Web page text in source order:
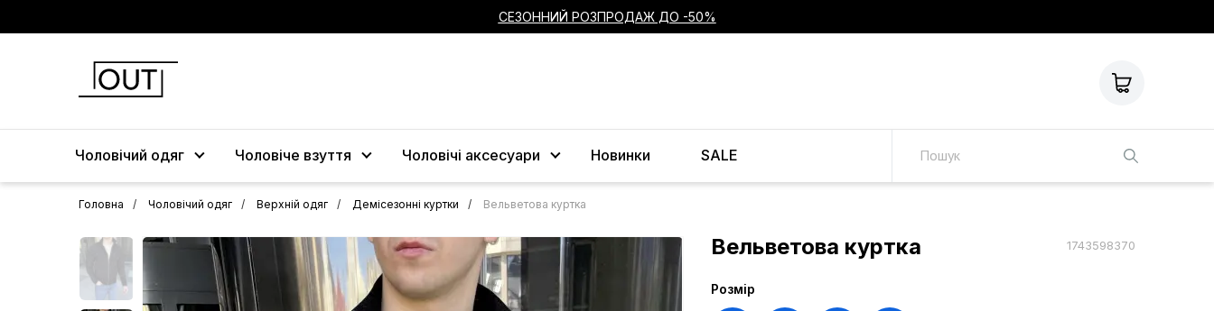
СЕЗОННИЙ РОЗПРОДАЖ ДО -50%
Чоловічий одяг Чоловіче взуття Чоловічі аксесуари Новинки SALE
Головна Чоловічий одяг Верхній одяг Демісезонні куртки Вельветова куртка
Вельветова куртка 1743598370
Розмір